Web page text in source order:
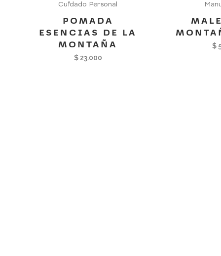
Cuidado Personal
POMADA
ESENCIAS DE LA
MONTAÑA
$23.000
$